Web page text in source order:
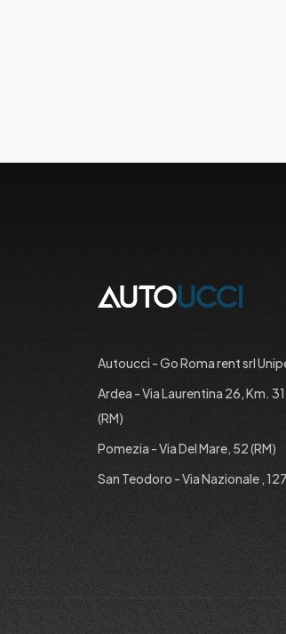
Autoucci - Go Roma rent srl
Ardea - Via Laurentina 26, Km.
(RM)
Pomezia - Via Del Mare, 52 (RM)
San Teodoro - Via Nazionale ,